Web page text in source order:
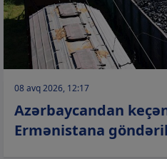
08 avq 2026, 12:17
Azərbaycandan
Ermənistana